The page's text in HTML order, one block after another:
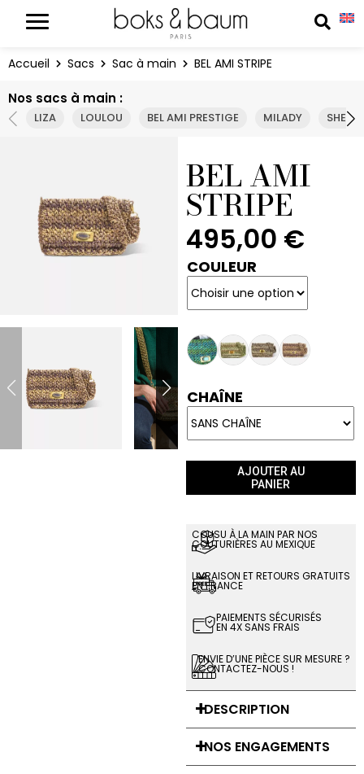
Accueil Sacs Sac à main BEL AMI STRIPE
Nos sacs à main :
LIZA LOULOU BEL AMI PRESTIGE MILADY
BEL AMI
STRIPE
495,00 €
COULEUR
CHAÎNE
AJOUTER AU
PANIER
COUSU À LA MAIN PAR NOS
COUTURIÈRES AU MEXIQUE
LIVRAISON ET RETOURS GRATUITS
EN FRANCE
PAIEMENTS SÉCURISÉS
EN 4X SANS FRAIS
ENVIE D’UNE PIÈCE SUR MESURE ?
CONTACTEZ-NOUS !
DESCRIPTION
NOS ENGAGEMENTS
Panneau de gestion des cookies